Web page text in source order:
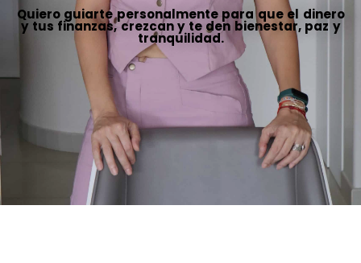
Quiero guiarte personalmente para que el dinero
y tus finanzas, crezcan y te den bienestar, paz y
tranquilidad.